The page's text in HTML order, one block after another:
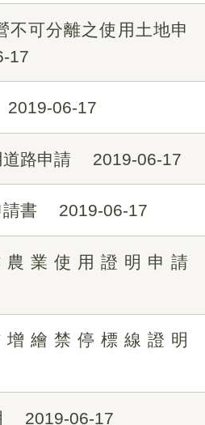
不可分離之使用土地申
17
2019-06-17
路申請 2019-06-17
書 2019-06-17
農業使用證明申請
增繪禁停標線證明
2019-06-17